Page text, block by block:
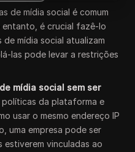
de mídia social é comum
entanto, é crucial fazê-lo
mídia social atualizam
las pode levar a restrições
mídia social sem ser
políticas da plataforma e
usar o mesmo endereço IP
uma empresa pode ser
estiverem vinculadas ao